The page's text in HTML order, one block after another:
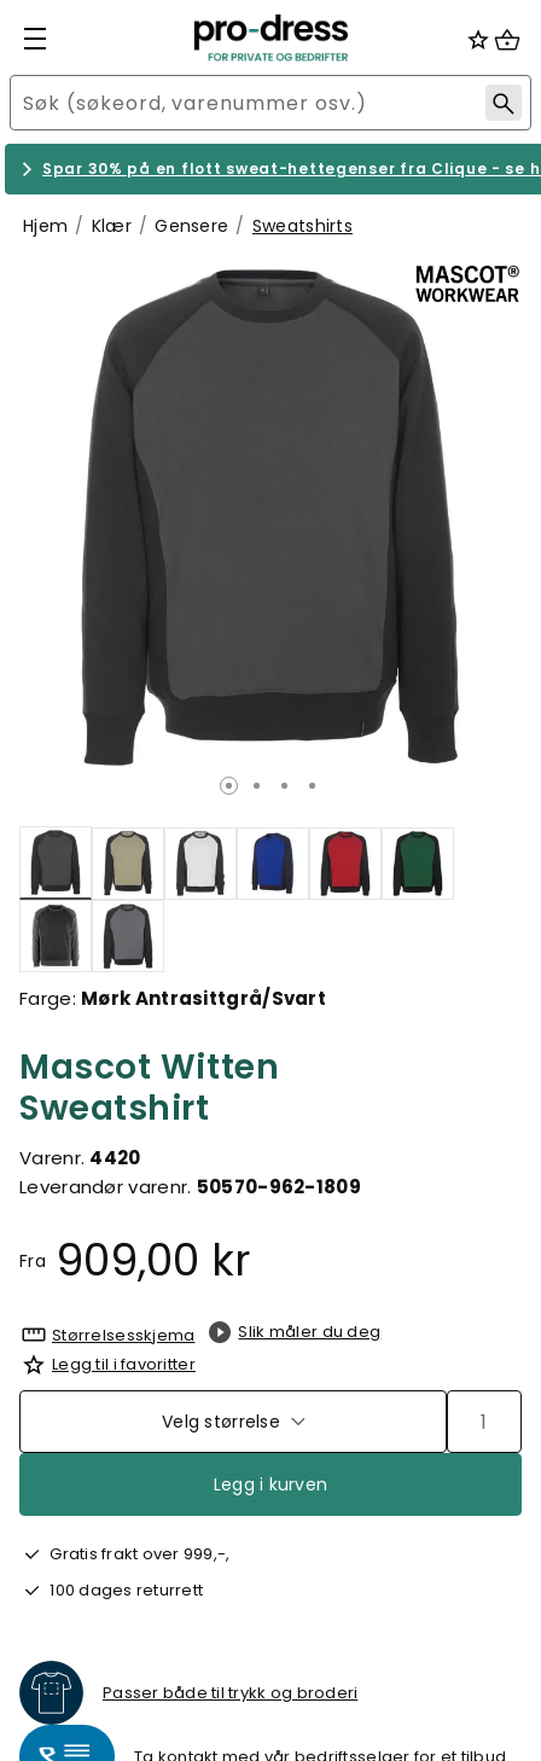
Spar 30% på en flott sweat-hettegenser fra Clique - se
Hjem Klær Gensere Sweatshirts
Mascot Witten
Sweatshirt
Varenr. 4420
Leverandør varenr. 50570-962-1809
Fra 909,00 kr
valgte
Farge: Mørk Antrasittgrå/Svart
Størrelsesskjema
Slik måler du deg
Legg til i favoritter
Velg størrelse
Legg i kurven
Gratis frakt over 999,-,
100 dages returrett
Passer både til trykk og broderi